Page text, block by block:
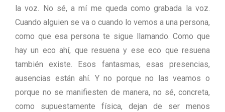
la voz. No sé, a mí me queda como grabada la voz.
Cuando alguien se va o cuando lo vemos a una persona,
como que esa persona te sigue llamando. Como que
hay un eco ahí, que resuena y ese eco que resuena
también existe. Esos fantasmas, esas presencias,
ausencias están ahí. Y no porque no las veamos o
porque no se manifiesten de manera, no sé, concreta,
como supuestamente física, dejan de ser menos